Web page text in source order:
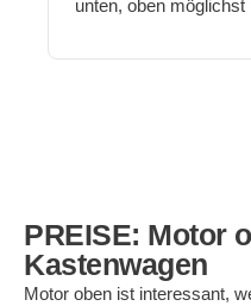
unten, oben möglichst
PREISE: Motor
Kastenwagen
Motor oben ist interessant,